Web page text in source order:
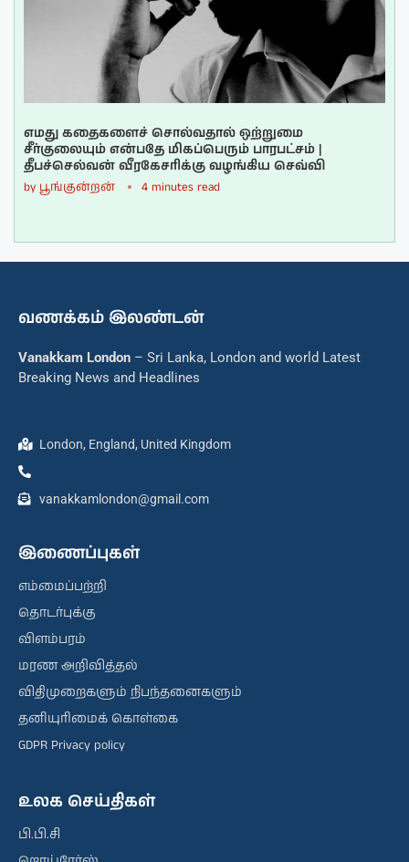
எமது கதைகளைச் சொல்வதால் ஒற்றுமை
சீர்குலையும் என்பதே மிகப்பெரும் பாரபட்சம் |
தீபச்செல்வன் வீரகேசரிக்கு வழங்கிய செவ்வி
by பூங்குன்றன் 4 minutes read
வணக்கம் இலண்டன்
Vanakkam London – Sri Lanka, London and world Latest
Breaking News and Headlines
London, England, United Kingdom
vanakkamlondon@gmail.com
இணைப்புகள்
எம்மைப்பற்றி
தொடர்புக்கு
விளம்பரம்
மரண அறிவித்தல்
விதிமுறைகளும் நிபந்தனைகளும்
தனியுரிமைக் கொள்கை
GDPR Privacy policy
உலக செய்திகள்
பி.பி.சி